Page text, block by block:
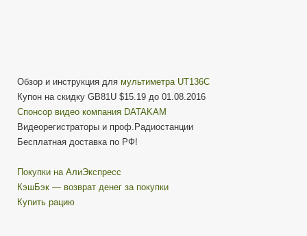
Обзор и инструкция для мультиметра UT136C
Купон на скидку GB81U $15.19 до 01.08.2016
Cпонсор видео компания DATAKAM
Видеорегистраторы и проф.Радиостанции
Бесплатная доставка по РФ!
Покупки на АлиЭкспресс
КэшБэк — возврат денег за покупки
Купить рацию